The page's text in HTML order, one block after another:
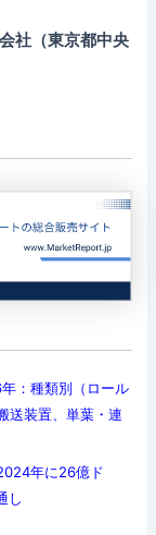
社（東京都中央
：種類別（ロール
送装置、単葉・連
年に26億ド
し